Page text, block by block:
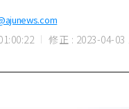
修正 : 2023-04-03